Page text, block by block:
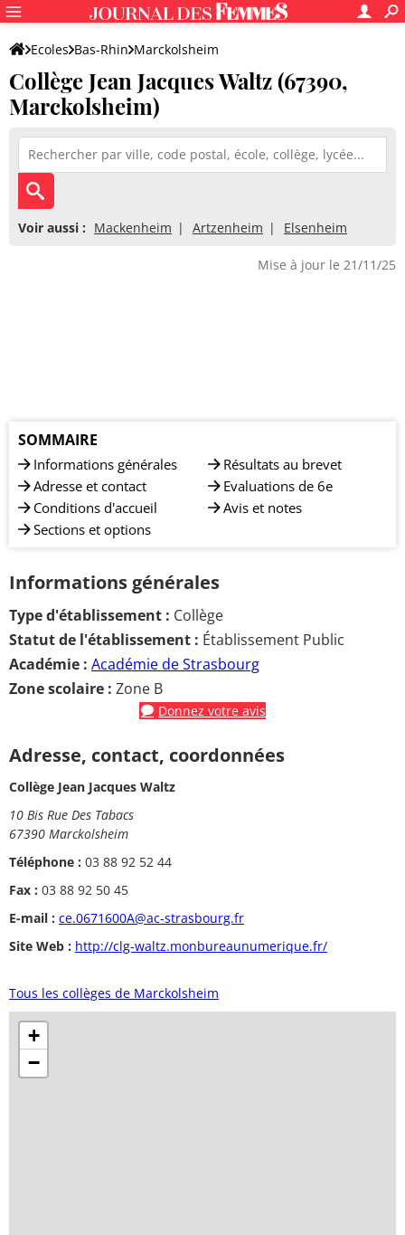
Ecoles Bas-Rhin Marckolsheim
Collège Jean Jacques Waltz
Collège Jean Jacques Waltz (67390,
Marckolsheim)
Voir aussi : Mackenheim Artzenheim Elsenheim
Mise à jour le 21/11/25
SOMMAIRE
Informations générales
Adresse et contact
Conditions d'accueil
Sections et options
Résultats au brevet
Evaluations de 6e
Avis et notes
Informations générales
Type d'établissement : Collège
Statut de l'établissement : Établissement Public
Académie : Académie de Strasbourg
Zone scolaire : Zone B
Donnez votre avis
Adresse, contact, coordonnées
Collège Jean Jacques Waltz
10 Bis Rue Des Tabacs
67390 Marckolsheim
Téléphone : 03 88 92 52 44
Fax : 03 88 92 50 45
E-mail : ce.0671600A@ac-strasbourg.fr
Site Web : http://clg-waltz.monbureaunumerique.fr/
Tous les collèges de Marckolsheim
+
−